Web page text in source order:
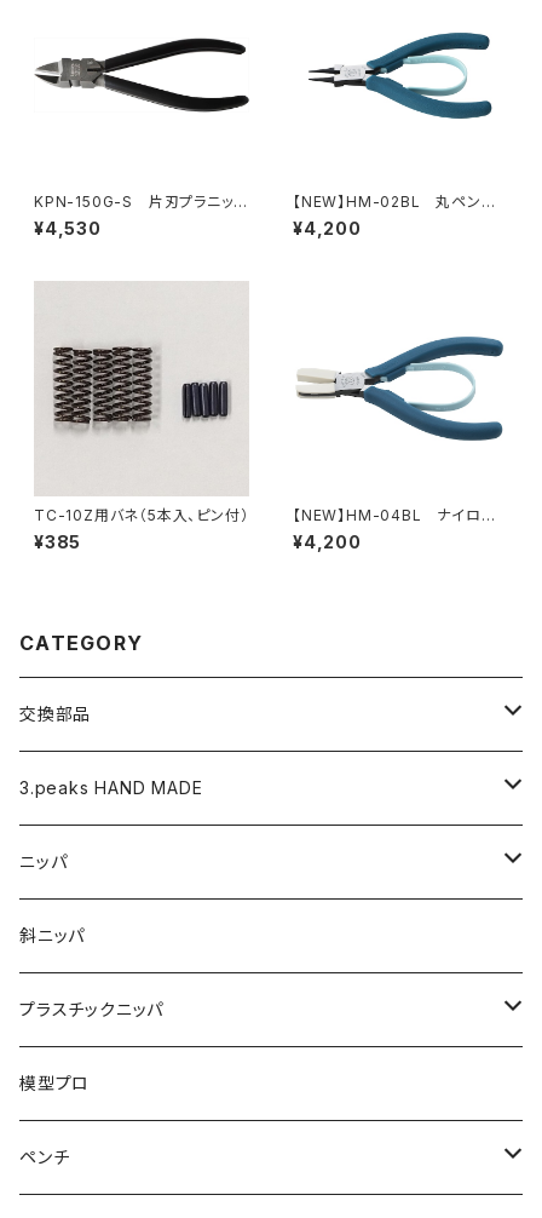
KPN-150G-S 片刃プラニッパ
（バネ付）
¥4,530
【NEW】HM-02BL 丸ペンチ
（ピーコックブルー）
¥4,200
TC-10Z用バネ（5本入、ピン付）
¥385
【NEW】HM-04BL ナイロン
ジョープライヤー（ピーコックブ
ルー）
¥4,200
CATEGORY
交換部品
バネ
ナイロンジョープライヤー用 替えくわえ部
くちプラ用替えくわえ部
ハンマープライヤー用
グリップ
3.peaks HAND MADE
ニッパ
丸ペンチ
平ペンチ
ナイロンジョープライヤー
ニッパ
強力ニッパ
かるいニッパ
新サイズ強力ニッパ
パワーニッパ
斜ニッパ
プラスチックニッパ
プラスチックニッパ
かるいプラスチックニッパ
模型プロ
ペンチ